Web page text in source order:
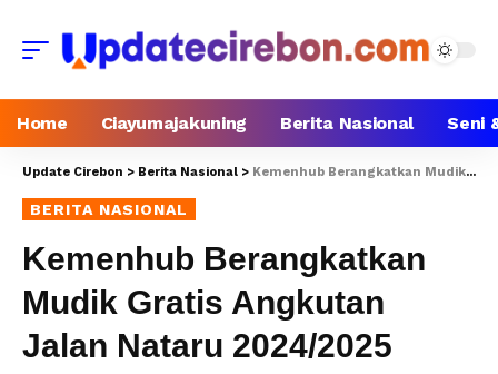
Home Ciayumajakuning Berita Nasional Seni
Update Cirebon > Berita Nasional > Kemenhub Berangkatkan Mudik Gratis Angkutan Jalan Nataru 2024/2025
BERITA NASIONAL
Kemenhub Berangkatkan
Mudik Gratis Angkutan
Jalan Nataru 2024/2025